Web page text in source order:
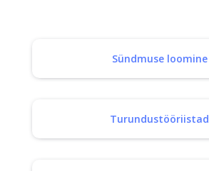
Sündmuse loomine
Turundustööriistad